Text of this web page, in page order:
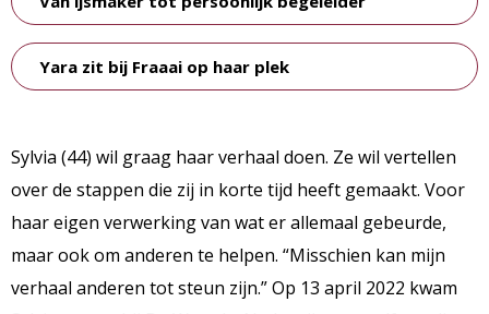
Yara zit bij Fraaai op haar plek
Sylvia (44) wil graag haar verhaal doen. Ze wil vertellen
over de stappen die zij in korte tijd heeft gemaakt. Voor
haar eigen verwerking van wat er allemaal gebeurde,
maar ook om anderen te helpen. “Misschien kan mijn
verhaal anderen tot steun zijn.” Op 13 april 2022 kwam